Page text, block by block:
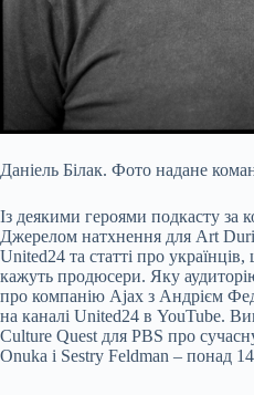
Даніель Білак. Фото надане
Із деякими героями подкасту за
Джерелом натхнення для Art
United24 та статті про
кажуть продюсери. Яку
про компанію Ajax з Андрієм
на каналі United24 в YouTube.
Culture Quest для PBS про
Onuka і Sestry Feldman – понад